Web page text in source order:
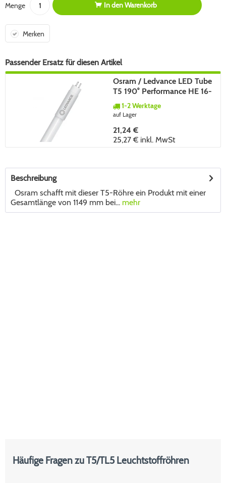
Menge In denWarenkorb
Merken
Passender Ersatz für diesen Artikel
Osram / Ledvance LED Tube
T5 190° Performance HE 16-
28W/830 warmweiß 2160lm
G5 EVG 1149mm
1-2 Werktage
auf Lager
21,24 €
25,27 € inkl. MwSt
Beschreibung
Osram schafft mit dieser T5-Röhre ein Produkt mit einer
Gesamtlänge von 1149 mm bei... mehr
Häufige Fragen zu T5/TL5 Leuchtstoffröhren